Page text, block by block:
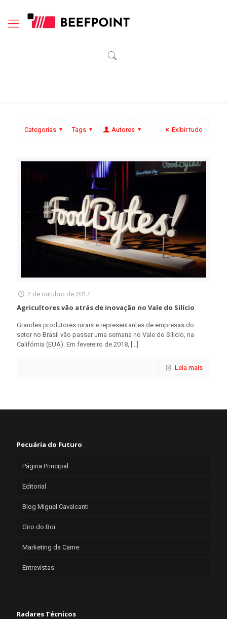
Categorias Tags Autores Exibir tudo
2 de outubro de 2017
Agricultores vão atrás de inovação no Vale do Silício
Grandes produtores rurais e representantes de empresas do
setor no Brasil vão passar uma semana no Vale do Silício, na
Califórnia (EUA). Em fevereiro de 2018,
Leia mais
Pecuária do Futuro
Página Principal
Editorial
Blog Miguel Cavalcanti
Giro do Boi
Marketing da Carne
Entrevistas
Radares Técnicos